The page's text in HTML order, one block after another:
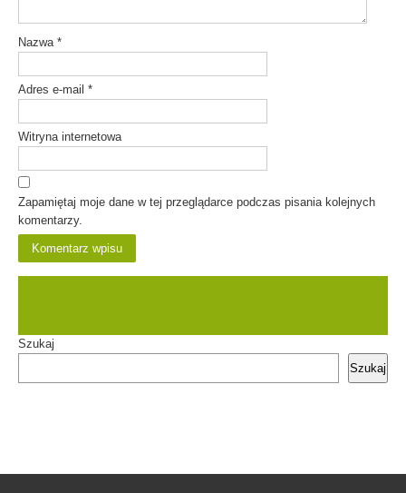
Nazwa *
Adres e-mail *
Witryna internetowa
Zapamiętaj moje dane w tej przeglądarce podczas pisania kolejnych
komentarzy.
Szukaj
Szukaj